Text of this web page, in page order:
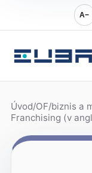
A−
Úvod/OF/biznis a
Franchising (v